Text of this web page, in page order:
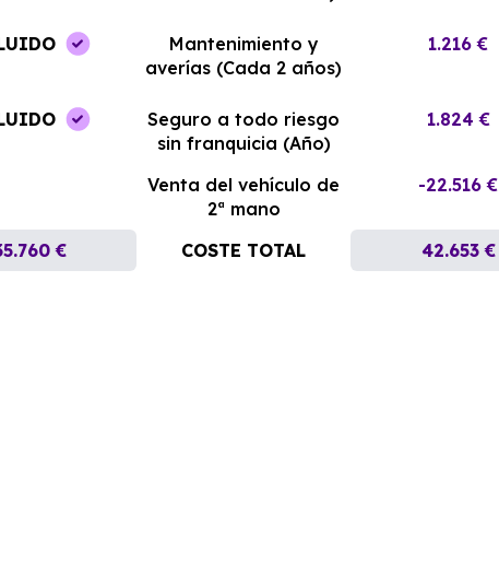
Mantenimiento y
averías (Cada 2 años)
1.216 €
Seguro a todo riesgo
sin franquicia (Año)
1.824 €
Venta del vehículo de
2ª mano
-22.516 €
€ COSTE TOTAL 42.653 €